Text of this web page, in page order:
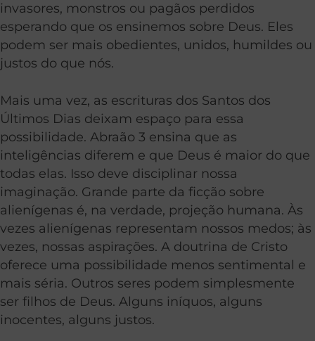
invasores, monstros ou pagãos perdidos
esperando que os ensinemos sobre Deus. Eles
podem ser mais obedientes, unidos, humildes ou
justos do que nós.
Mais uma vez, as escrituras dos Santos dos
Últimos Dias deixam espaço para essa
possibilidade. Abraão 3 ensina que as
inteligências diferem e que Deus é maior do que
todas elas. Isso deve disciplinar nossa
imaginação. Grande parte da ficção sobre
alienígenas é, na verdade, projeção humana. Às
vezes alienígenas representam nossos medos; às
vezes, nossas aspirações. A doutrina de Cristo
oferece uma possibilidade menos sentimental e
mais séria. Outros seres podem simplesmente
ser filhos de Deus. Alguns iníquos, alguns
inocentes, alguns justos.